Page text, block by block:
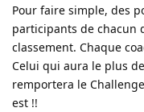
Pour faire simple, des
participants de chacun
classement. Chaque
Celui qui aura le plus
remportera le
est !!